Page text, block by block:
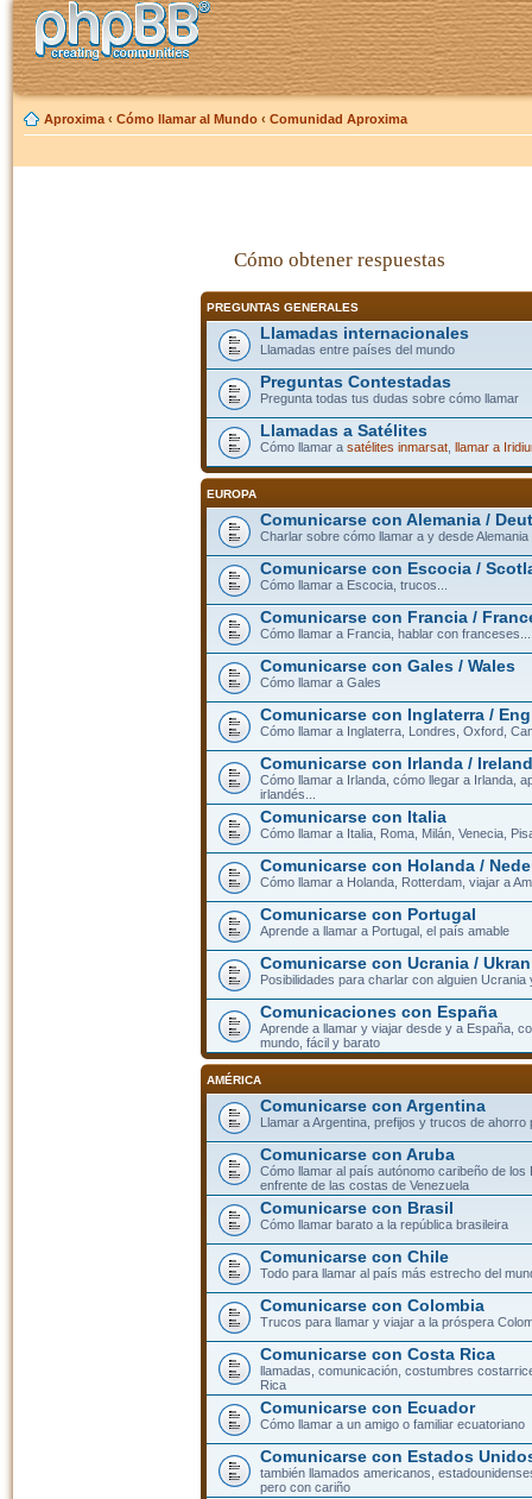
Aproxima ‹ Cómo llamar al Mundo ‹ Comunidad Aproxima
Cómo obtener respuestas
PREGUNTAS GENERALES
Llamadas internacionales
Llamadas entre países del mundo
Preguntas Contestadas
Pregunta todas tus dudas sobre cómo llamar
Llamadas a Satélites
Cómo llamar a satélites inmarsat, llamar a
EUROPA
Comunicarse con Alemania /
Charlar sobre cómo llamar a y desde Alemania
Comunicarse con Escocia /
Cómo llamar a Escocia, trucos...
Comunicarse con Francia /
Cómo llamar a Francia, hablar con franceses...
Comunicarse con Gales / Wales
Cómo llamar a Gales
Comunicarse con Inglaterra /
Cómo llamar a Inglaterra, Londres, Oxford,
Comunicarse con Irlanda / Ireland
Cómo llamar a Irlanda, cómo llegar a Irlanda,
irlandés...
Comunicarse con Italia
Cómo llamar a Italia, Roma, Milán, Venecia,
Comunicarse con Holanda /
Cómo llamar a Holanda, Rotterdam, viajar a
Comunicarse con Portugal
Aprende a llamar a Portugal, el país amable
Comunicarse con Ucrania /
Posibilidades para charlar con alguien Ucrania
Comunicaciones con España
Aprende a llamar y viajar desde y a España,
mundo, fácil y barato
AMÉRICA
Comunicarse con Argentina
Llamar a Argentina, prefijos y trucos de ahorro
Comunicarse con Aruba
Cómo llamar al país autónomo caribeño de los
enfrente de las costas de Venezuela
Comunicarse con Brasil
Cómo llamar barato a la república brasileira
Comunicarse con Chile
Todo para llamar al país más estrecho del
Comunicarse con Colombia
Trucos para llamar y viajar a la próspera
Comunicarse con Costa Rica
llamadas, comunicación, costumbres
Rica
Comunicarse con Ecuador
Cómo llamar a un amigo o familiar ecuatoriano
Comunicarse con Estados
también llamados americanos,
pero con cariño